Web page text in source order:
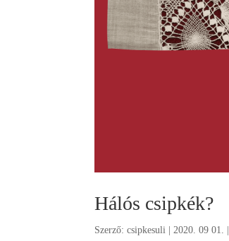
Hálós csipkék?
Szerző:csipkesuli |2020. 09 01.